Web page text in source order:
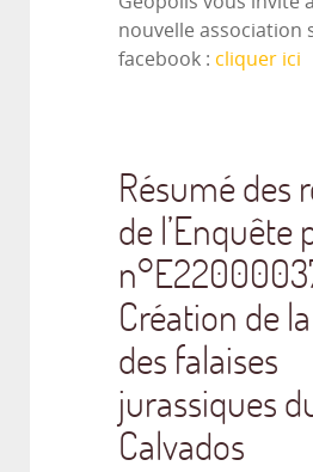
nouvelle association
facebook : cliquer ici
Résumé des
de l’Enquête
Création de
des falaises
jurassiques
Calvados